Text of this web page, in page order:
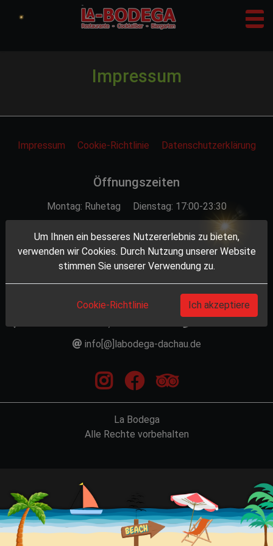
Impressum
Impressum Cookie-Richtlinie Datenschutzerklärung
Öffnungszeiten
Montag: Ruhetag
Dienstag: 17:00-23:30
Donnerstag: 17:00-23:30
Freitag: 17:00-01:00
Samstag: 17:00-01:00
Sonntag: 12:00-22:00
La Bodega
info[@]labodega-dachau.de
instagram
facebook
trip
La Bodega
Alle Rechte vorbehalten
Um Ihnen ein besseres Nutzererlebnis zu bieten,
verwenden wir Cookies. Durch Nutzung unserer Website
stimmen Sie unserer Verwendung zu.
Cookie-Richtlinie Ich akzeptiere